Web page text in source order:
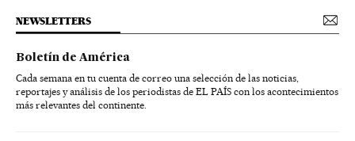
NEWSLETTERS
Boletín de América
Cada semana en tu cuenta de correo una selección de las noticias,
reportajes y análisis de los periodistas de EL PAÍS con los acontecimientos
más relevantes del continente.